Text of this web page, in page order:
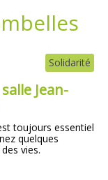
Solidarité
Jean-
toujours essentiel
quelques
vies.